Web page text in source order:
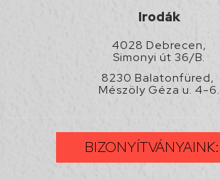
Irodák
4028 Debrecen,
Simonyi út 36/B.
8230 Balatonfüred,
Mészöly Géza u. 4-6.
BIZONYÍTVÁNYAINK: